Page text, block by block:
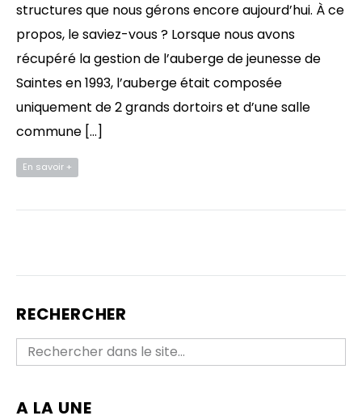
structures que nous gérons encore aujourd’hui. À ce
propos, le saviez-vous ? Lorsque nous avons
récupéré la gestion de l’auberge de jeunesse de
Saintes en 1993, l’auberge était composée
uniquement de 2 grands dortoirs et d’une salle
commune […]
En savoir +
RECHERCHER
A LA UNE